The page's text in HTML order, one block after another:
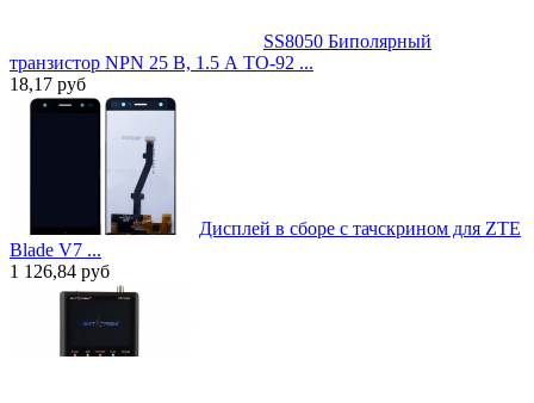
SS8050 Биполярный
транзистор NPN 25 В, 1.5 А TO-92 ...
18,17 руб
Дисплей в сборе с тачскрином для ZTE
Blade V7 ...
1 126,84 руб